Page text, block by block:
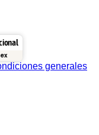
generales